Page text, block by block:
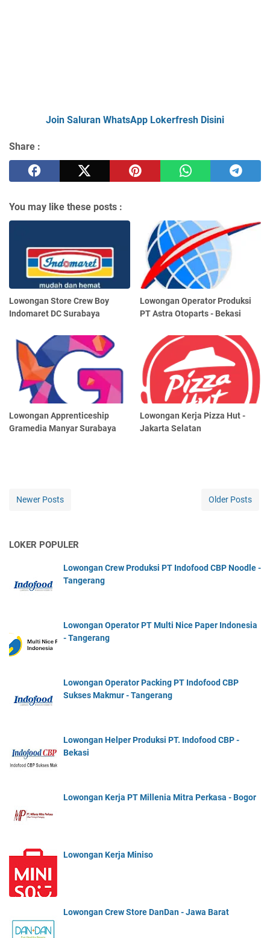
Join Saluran WhatsApp Lokerfresh Disini
Share :
You may like these posts :
Lowongan Store Crew Boy
Indomaret DC Surabaya
Lowongan Operator Produksi
PT Astra Otoparts - Bekasi
Lowongan Apprenticeship
Gramedia Manyar Surabaya
Lowongan Kerja Pizza Hut -
Jakarta Selatan
Newer Posts Older Posts
LOKER POPULER
Lowongan Crew Produksi PT Indofood CBP Noodle -
Tangerang
Lowongan Operator PT Multi Nice Paper Indonesia
- Tangerang
Lowongan Operator Packing PT Indofood CBP
Sukses Makmur - Tangerang
Lowongan Helper Produksi PT. Indofood CBP -
Bekasi
Lowongan Kerja PT Millenia Mitra Perkasa - Bogor
Lowongan Kerja Miniso
Lowongan Crew Store DanDan - Jawa Barat